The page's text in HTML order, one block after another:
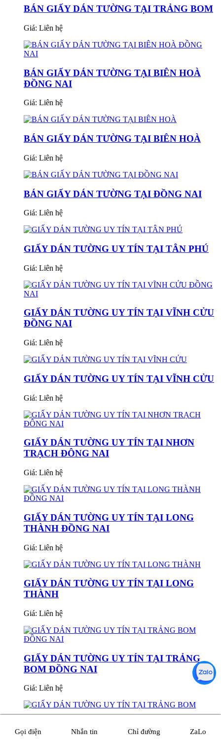
BÁN GIẤY DÁN TƯỜNG TẠI TRẢNG BOM
Giá: Liên hệ
BÁN GIẤY DÁN TƯỜNG TẠI BIÊN HOÀ
ĐỒNG NAI
Giá: Liên hệ
BÁN GIẤY DÁN TƯỜNG TẠI BIÊN HOÀ
Giá: Liên hệ
BÁN GIẤY DÁN TƯỜNG TẠI ĐỒNG NAI
Giá: Liên hệ
GIẤY DÁN TƯỜNG UY TÍN TẠI TÂN PHÚ
Giá: Liên hệ
GIẤY DÁN TƯỜNG UY TÍN TẠI VĨNH CỬU
ĐỒNG NAI
Giá: Liên hệ
GIẤY DÁN TƯỜNG UY TÍN TẠI VĨNH CỬU
Giá: Liên hệ
GIẤY DÁN TƯỜNG UY TÍN TẠI NHƠN
TRẠCH ĐÔNG NAI
Giá: Liên hệ
GIẤY DÁN TƯỜNG UY TÍN TẠI LONG
THÀNH ĐỒNG NAI
Giá: Liên hệ
GIẤY DÁN TƯỜNG UY TÍN TẠI LONG
THÀNH
Giá: Liên hệ
GIẤY DÁN TƯỜNG UY TÍN TẠI TRẢNG
BOM ĐỒNG NAI
Giá: Liên hệ
BOM
Gọi điện Nhắn tin Chỉ đường ZaLo